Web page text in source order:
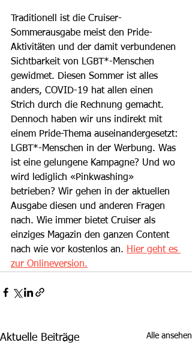
Traditionell ist die Cruiser-
Sommerausgabe meist den Pride-
Aktivitäten und der damit verbundenen
Sichtbarkeit von LGBT*-Menschen
gewidmet. Diesen Sommer ist alles
anders, COVID-19 hat allen einen
Strich durch die Rechnung gemacht.
Dennoch haben wir uns indirekt mit
einem Pride-Thema auseinandergesetzt:
LGBT*-Menschen in der Werbung. Was
ist eine gelungene Kampagne? Und wo
wird lediglich «Pinkwashing»
betrieben? Wir gehen in der aktuellen
Ausgabe diesen und anderen Fragen
nach. Wie immer bietet Cruiser als
einziges Magazin den ganzen Content
nach wie vor kostenlos an. Hier geht es
zur Onlineversion.
Aktuelle Beiträge Alle ansehen